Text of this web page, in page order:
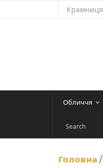
Крамниця
Обличчя
Головна /